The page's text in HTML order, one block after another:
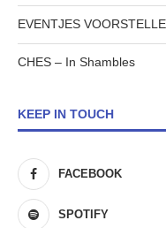
EVENTJES
CHES – In Shambles
KEEP IN TOUCH
FACEBOOK
SPOTIFY